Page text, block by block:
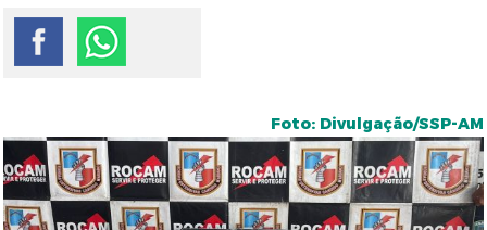
Foto: Divulgação/SSP-AM